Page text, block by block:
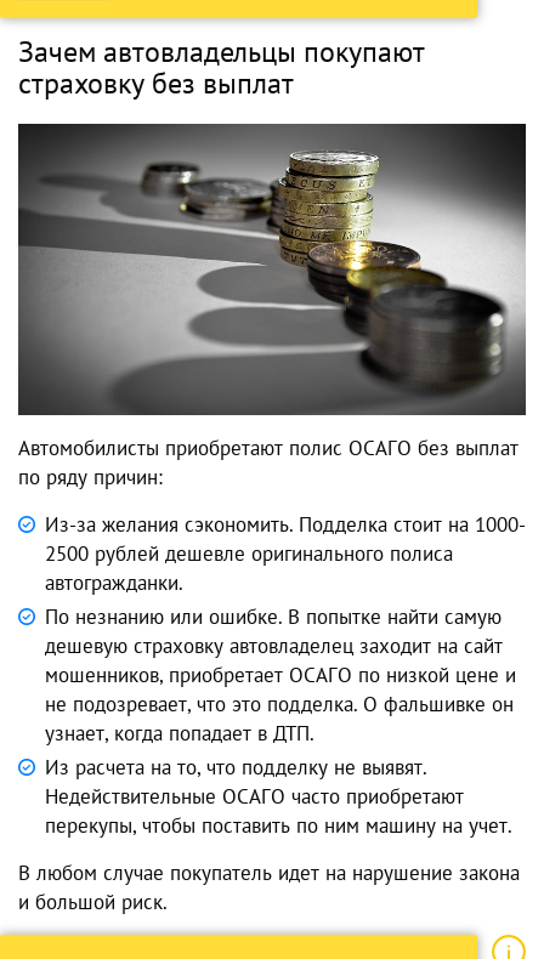
Зачем автовладельцы покупают
страховку без выплат
Автомобилисты приобретают полис ОСАГО без выплат
по ряду причин:
Из-за желания сэкономить. Подделка стоит на 1000-
2500 рублей дешевле оригинального полиса
автогражданки.
По незнанию или ошибке. В попытке найти самую
дешевую страховку автовладелец заходит на сайт
мошенников, приобретает ОСАГО по низкой цене и
не подозревает, что это подделка. О фальшивке он
узнает, когда попадает в ДТП.
Из расчета на то, что подделку не выявят.
Недействительные ОСАГО часто приобретают
перекупы, чтобы поставить по ним машину на учет.
В любом случае покупатель идет на нарушение закона
и большой риск.